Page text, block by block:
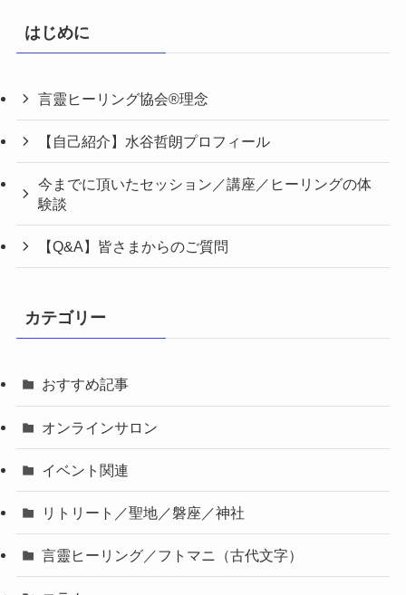
はじめに
言靈ヒーリング協会®理念
【自己紹介】水谷哲朗プロフィール
今までに頂いたセッション／講座／ヒーリングの体
験談
【Q&A】皆さまからのご質問
カテゴリー
おすすめ記事
オンラインサロン
イベント関連
リトリート／聖地／磐座／神社
言靈ヒーリング／フトマニ（古代文字）